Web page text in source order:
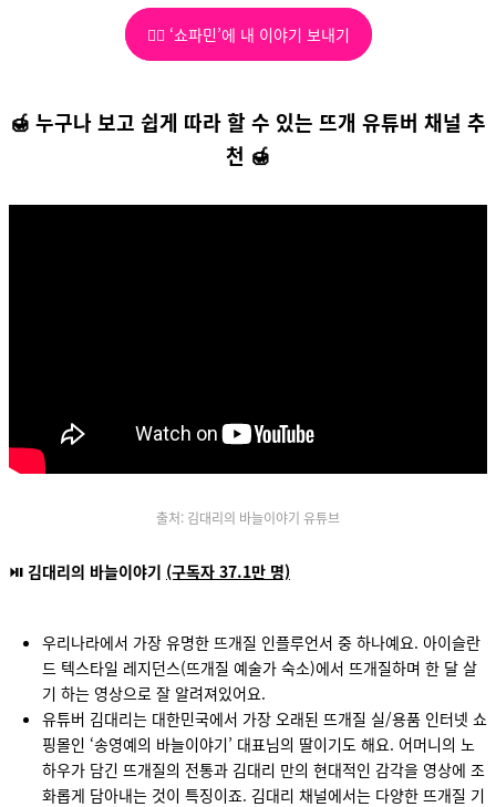
✍🏻 ‘쇼파민’에 내 이야기 보내기
🍯 누구나 보고 쉽게 따라 할 수 있는 뜨개 유튜버 채널 추
천 🍯
출처: 김대리의 바늘이야기 유튜브
⏯ 김대리의 바늘이야기 (구독자 37.1만 명)
우리나라에서 가장 유명한 뜨개질 인플루언서 중 하나예요. 아이슬란
드 텍스타일 레지던스(뜨개질 예술가 숙소)에서 뜨개질하며 한 달 살
기 하는 영상으로 잘 알려져있어요.
유튜버 김대리는 대한민국에서 가장 오래된 뜨개질 실/용품 인터넷 쇼
핑몰인 ‘송영예의 바늘이야기’ 대표님의 딸이기도 해요. 어머니의 노
하우가 담긴 뜨개질의 전통과 김대리 만의 현대적인 감각을 영상에 조
화롭게 담아내는 것이 특징이죠. 김대리 채널에서는 다양한 뜨개질 기